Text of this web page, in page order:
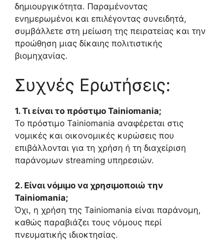
δημιουργικότητα. Παραμένοντας
ενημερωμένοι και επιλέγοντας συνειδητά,
συμβάλλετε στη μείωση της πειρατείας και την
προώθηση μιας δίκαιης πολιτιστικής
βιομηχανίας.
Συχνές Ερωτήσεις:
1. Τι είναι το πρόστιμο Tainiomania;
Το πρόστιμο Tainiomania αναφέρεται στις
νομικές και οικονομικές κυρώσεις που
επιβάλλονται για τη χρήση ή τη διαχείριση
παράνομων streaming υπηρεσιών.
2. Είναι νόμιμο να χρησιμοποιώ την
Tainiomania;
Όχι, η χρήση της Tainiomania είναι παράνομη,
καθώς παραβιάζει τους νόμους περί
πνευματικής ιδιοκτησίας.